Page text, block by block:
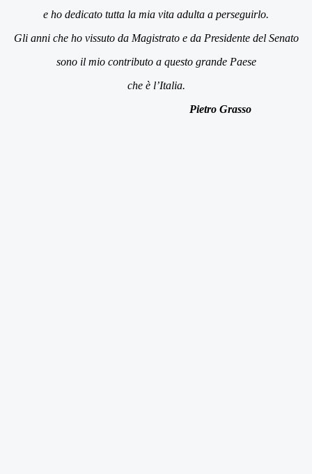
e ho dedicato tutta la mia vita adulta a perseguirlo.
Gli anni che ho vissuto da Magistrato e da Presidente del Senato
sono il mio contributo a questo grande Paese
che è l’Italia.
Pietro Grasso